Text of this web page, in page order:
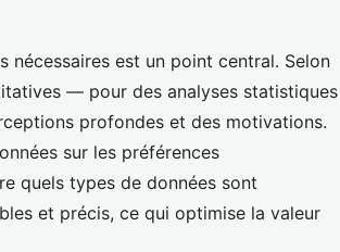
nécessaires est un point central. Selon
— pour des analyses statistiques
profondes et des motivations.
sur les préférences
quels types de données sont
et précis, ce qui optimise la valeur